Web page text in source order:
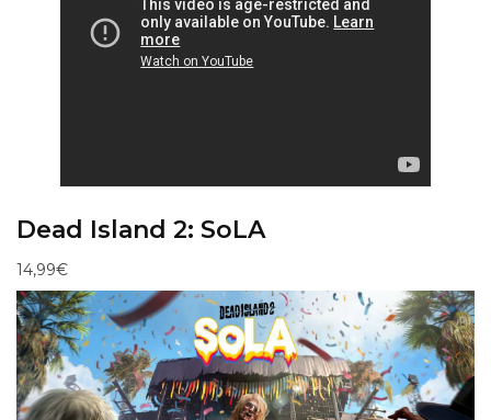
Dead Island 2: SoLA
14,99€